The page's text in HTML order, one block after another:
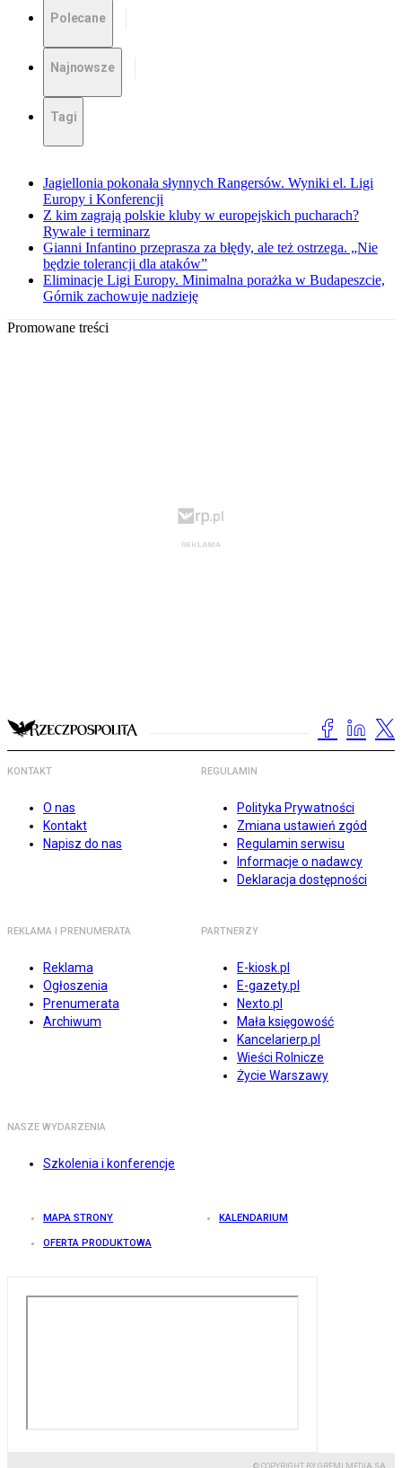
Polecane
Najnowsze
Tagi
Jagiellonia pokonała słynnych Rangersów. Wyniki el. Ligi
Europy i Konferencji
Z kim zagrają polskie kluby w europejskich pucharach?
Rywale i terminarz
Gianni Infantino przeprasza za błędy, ale też ostrzega. „Nie
będzie tolerancji dla ataków”
Eliminacje Ligi Europy. Minimalna porażka w Budapeszcie,
Górnik zachowuje nadzieję
Promowane treści
KONTAKT
O nas
Kontakt
Napisz do nas
REGULAMIN
Polityka Prywatności
Zmiana ustawień zgód
Regulamin serwisu
Informacje o nadawcy
Deklaracja dostępności
REKLAMA I PRENUMERATA
Reklama
Ogłoszenia
Prenumerata
Archiwum
PARTNERZY
E-kiosk.pl
E-gazety.pl
Nexto.pl
Mała księgowość
Kancelarierp.pl
Wieści Rolnicze
Życie Warszawy
NASZE WYDARZENIA
Szkolenia i konferencje
MAPA STRONY KALENDARIUM
OFERTA PRODUKTOWA